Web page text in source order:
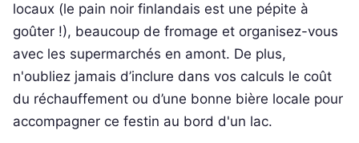
locaux (le pain noir finlandais est une pépite à
goûter !), beaucoup de fromage et organisez-vous
avec les supermarchés en amont. De plus,
n'oubliez jamais d’inclure dans vos calculs le coût
du réchauffement ou d’une bonne bière locale pour
accompagner ce festin au bord d'un lac.